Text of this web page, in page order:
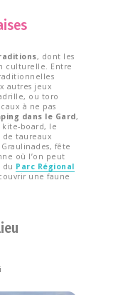
, dont les
culturelle. Entre
autres jeux
ou toro
à ne pas
dans le Gard,
kite-board, le
de taureaux
fête
où l’on peut
du Parc Régional
une faune